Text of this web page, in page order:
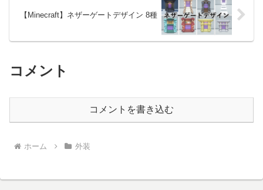
【Minecraft】ネザーゲートデザイン 8種
コメント
コメントを書き込む
ホーム 外装